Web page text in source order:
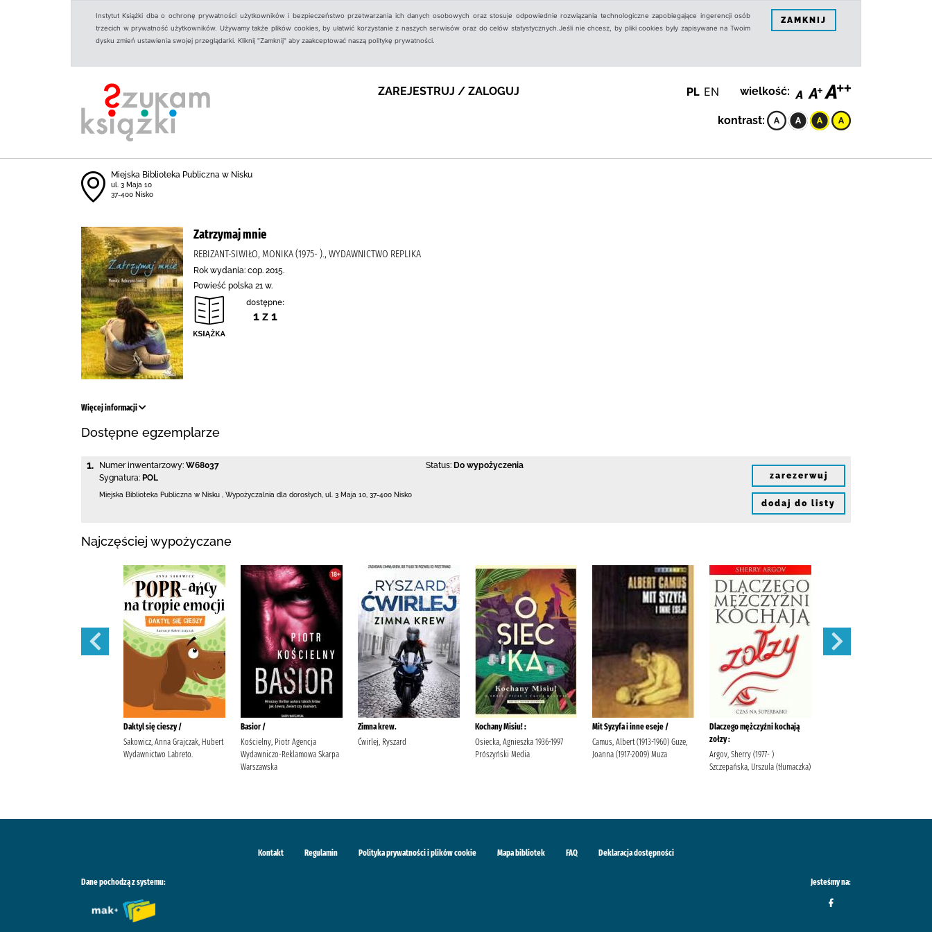
Instytut Książki dba o ochronę prywatności użytkowników i bezpieczeństwo przetwarzania ich danych osobowych oraz stosuje odpowiednie rozwiązania technologiczne zapobiegające ingerencji osób
trzecich w prywatność użytkowników. Używamy także plików cookies, by ułatwić korzystanie z naszych serwisów oraz do celów statystycznych.Jeśli nie chcesz, by pliki cookies były zapisywane na Twoim
dysku zmień ustawienia swojej przeglądarki. Kliknij "Zamknij" aby zaakceptować naszą politykę prywatności.
ZAMKNIJ
ZAREJESTRUJ / ZALOGUJ PL EN wielkość:
kontrast:
Miejska Biblioteka Publiczna w Nisku
ul. 3 Maja 10
37-400 Nisko
Zatrzymaj mnie
REBIZANT-SIWIŁO, MONIKA (1975- )., WYDAWNICTWO REPLIKA
Rok wydania: cop. 2015.
Powieść polska 21 w.
dostępne:
1 z 1
Więcej informacji
Dostępne egzemplarze
1. Numer inwentarzowy: W68037
Sygnatura: POL
Status: Do wypożyczenia
Miejska Biblioteka Publiczna w Nisku Wypożyczalnia dla dorosłych, ul. 3 Maja 10 37-400 Nisko
zarezerwuj
dodaj do listy
Najczęściej wypożyczane
Daktyl się cieszy /
Sakowicz, Anna Grajczak, Hubert
Wydawnictwo Labreto.
Basior /
Kościelny, Piotr Agencja
Wydawniczo-Reklamowa Skarpa
Warszawska
Zimna krew.
Ćwirlej, Ryszard
Kochany Misiu! :
Osiecka, Agnieszka 1936-1997
Prószyński Media
Mit Syzyfa i inne eseje /
Camus, Albert (1913-1960) Guze,
Joanna (1917-2009) Muza
Dlaczego mężczyźni kochają
zołzy :
Argov, Sherry (1977- )
Szczepańska, Urszula (tłumaczka)
Kontakt Regulamin Polityka prywatności i plików cookie Mapa bibliotek FAQ Deklaracja dostępności
Dane pochodzą z systemu: Jesteśmy na: